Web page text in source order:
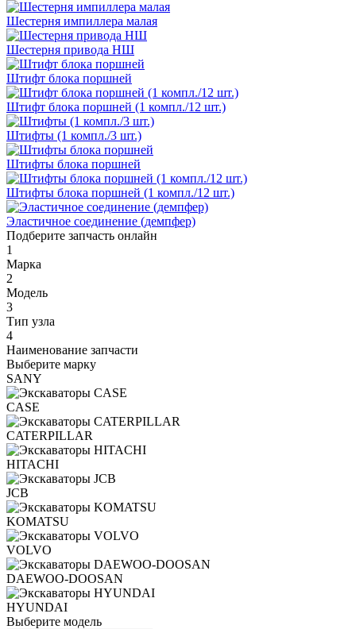
Шестерня импиллера малая
Шестерня привода НШ
Штифт блока поршней
Штифт блока поршней (1 компл./12 шт.)
Штифты (1 компл./3 шт.)
Штифты блока поршней
Штифты блока поршней (1 компл./12 шт.)
Эластичное соединение (демпфер)
Подберите запчасть онлайн
1
Марка
2
Модель
3
Тип узла
4
Наименование запчасти
Выберите марку
SANY
CASE
CATERPILLAR
HITACHI
JCB
KOMATSU
VOLVO
DAEWOO-DOOSAN
HYUNDAI
Выберите модель